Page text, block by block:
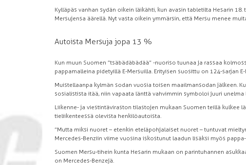
Kylläpäs vanhan sydän oikein läikähti, kun avasin tabletilta Hesarin
Mersujensa äärellä. Nyt vasta oikein ymmärsin, että Mersu menee
Autoista Mersuja jopa 13 %
Kun muun Suomen ”tsäbädäbädää” -nuoriso tuunaa ja rassaa
pappamalleina pidetyillä E-Mersuilla. Erityisen suosittu on 124-sarjan
Muistellaanpa kylmän sodan vuosia toisen maailmansodan jälkeen.
sosialistista itää, niin vapaata länttä vahvimmin symboloi juuri unelma
Liikenne- ja viestintäviraston tilastojen mukaan Suomen teillä kulkee
tieliikenteessä olevista henkilöautoista.
”Mutta miksi nuoret – etenkin eteläpohjalaiset nuoret – tuntuvat
Mercedes-Benziin viime vuosina iskostunut laadun lisäksi myös
Suomen Mersu-tihein kunta Hesarin mukaan on parintuhannen
on Mercedes-Benzejä.